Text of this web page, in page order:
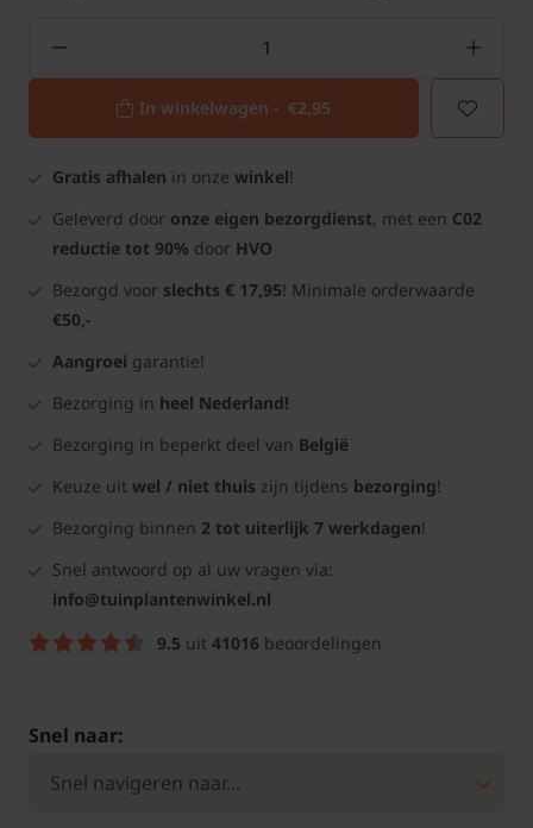
In winkelwagen - €2,95
Gratis afhalen in onze winkel!
Geleverd door onze eigen bezorgdienst, met een C02
reductie tot 90% door HVO
Bezorgd voor slechts € 17,95! Minimale orderwaarde
€50,-
Aangroei garantie!
Bezorging in heel Nederland!
Bezorging in beperkt deel van België
Keuze uit wel / niet thuis zijn tijdens bezorging!
Bezorging binnen 2 tot uiterlijk 7 werkdagen!
Snel antwoord op al uw vragen via:
info@tuinplantenwinkel.nl
9.5 uit 41016 beoordelingen
Snel naar: